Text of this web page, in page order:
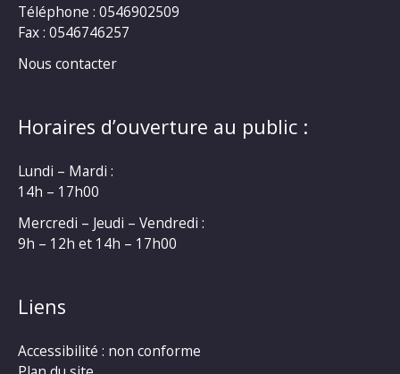
Téléphone : 0546902509
Fax : 0546746257
Nous contacter
Horaires d’ouverture au public :
Lundi – Mardi :
14h – 17h00
Mercredi – Jeudi – Vendredi :
9h – 12h et 14h – 17h00
Liens
Accessibilité : non conforme